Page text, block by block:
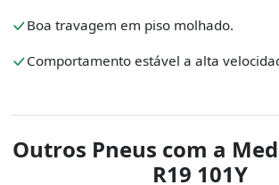
Boa travagem em piso molhado.
Comportamento estável a alta
Outros Pneus com a
R19 101Y